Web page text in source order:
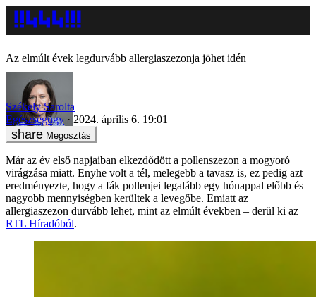
Az elmúlt évek legdurvább allergiaszezonja jöhet idén
Székely Sarolta
Egészségügy
2024. április 6. 19:01
Megosztás
Már az év első napjaiban elkezdődött a pollenszezon a mogyoró
virágzása miatt. Enyhe volt a tél, melegebb a tavasz is, ez pedig azt
eredményezte, hogy a fák pollenjei legalább egy hónappal előbb és
nagyobb mennyiségben kerültek a levegőbe. Emiatt az
allergiaszezon durvább lehet, mint az elmúlt években – derül ki az
RTL Híradóból.